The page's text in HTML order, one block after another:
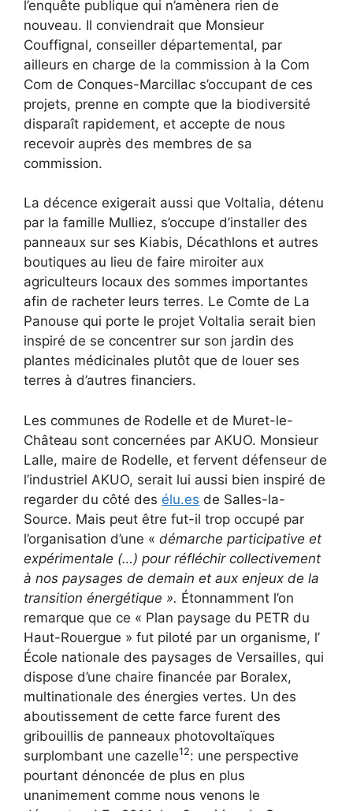
l’enquête publique qui n’amènera rien de
nouveau. Il conviendrait que Monsieur
Couffignal, conseiller départemental, par
ailleurs en charge de la commission à la Com
Com de Conques-Marcillac s’occupant de ces
projets, prenne en compte que la biodiversité
disparaît rapidement, et accepte de nous
recevoir auprès des membres de sa
commission.
La décence exigerait aussi que Voltalia, détenu
par la famille Mulliez, s’occupe d’installer des
panneaux sur ses Kiabis, Décathlons et autres
boutiques au lieu de faire miroiter aux
agriculteurs locaux des sommes importantes
afin de racheter leurs terres. Le Comte de La
Panouse qui porte le projet Voltalia serait bien
inspiré de se concentrer sur son jardin des
plantes médicinales plutôt que de louer ses
terres à d’autres financiers.
Les communes de Rodelle et de Muret-le-
Château sont concernées par AKUO. Monsieur
Lalle, maire de Rodelle, et fervent défenseur de
l’industriel AKUO, serait lui aussi bien inspiré de
regarder du côté des élu.es de Salles-la-
Source. Mais peut être fut-il trop occupé par
l’organisation d’une « démarche participative et
expérimentale (…) pour réfléchir collectivement
à nos paysages de demain et aux enjeux de la
transition énergétique ». Étonnamment l’on
remarque que ce « Plan paysage du PETR du
Haut-Rouergue » fut piloté par un organisme, l’
École nationale des paysages de Versailles, qui
dispose d’une chaire financée par Boralex,
multinationale des énergies vertes. Un des
aboutissement de cette farce furent des
gribouillis de panneaux photovoltaïques
surplombant une cazelle12: une perspective
pourtant dénoncée de plus en plus
unanimement comme nous venons le